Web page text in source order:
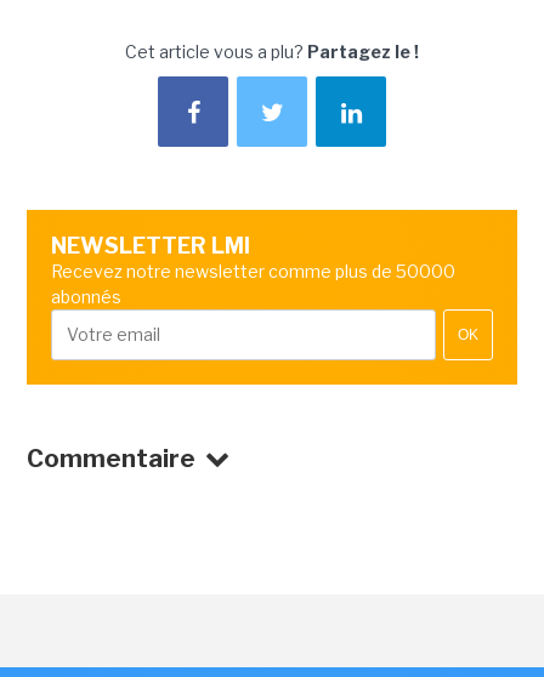
Cet article vous a plu? Partagez le !
NEWSLETTER LMI
Recevez notre newsletter comme plus de 50000
abonnés
OK
Commentaire